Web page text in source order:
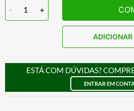
- 1 +
ADICIONAR
ESTÁ COM DÚVIDAS?
ENTRAR EM